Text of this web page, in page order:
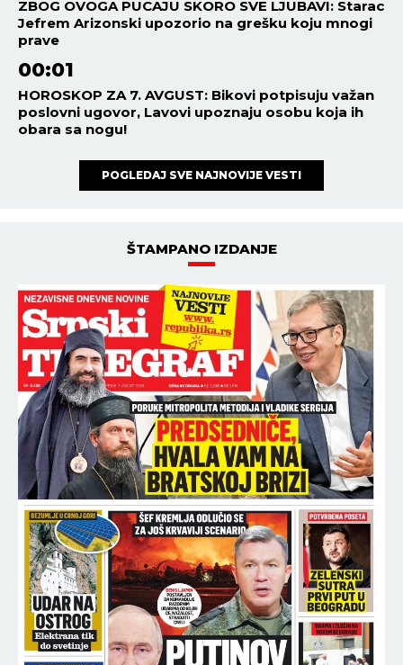
ZBOG OVOGA PUCAJU SKORO SVE LJUBAVI: Starac
Jefrem Arizonski upozorio na grešku koju mnogi
prave
00:01
HOROSKOP ZA 7. AVGUST: Bikovi potpisuju važan
poslovni ugovor, Lavovi upoznaju osobu koja ih
obara sa nogu!
POGLEDAJ SVE NAJNOVIJE VESTI
ŠTAMPANO IZDANJE